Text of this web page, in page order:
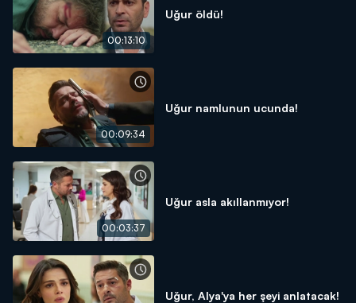
00:13:10
Uğur öldü!
00:09:34
Uğur namlunun ucunda!
00:03:37
Uğur asla akıllanmıyor!
Uğur, Alya'ya her şeyi anlatacak!